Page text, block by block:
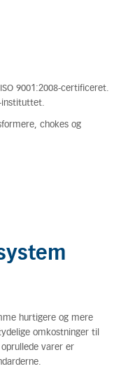
9001:2008-certificeret.
instituttet.
chokes og
hurtigere og mere
omkostninger til
varer er